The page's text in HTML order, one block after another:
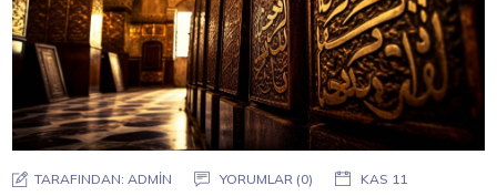
TARAFINDAN:ADMIN YORUMLAR (0) KAS 11